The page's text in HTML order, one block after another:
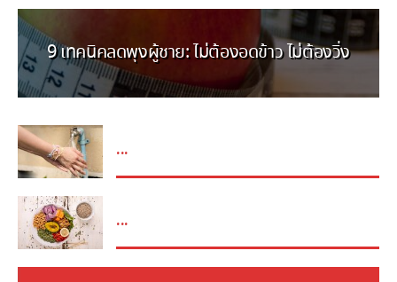
9 เทคนิคลดพุงผู้ชาย: ไม่ต้องอดข้าว ไม่ต้องวิ่ง
...
...